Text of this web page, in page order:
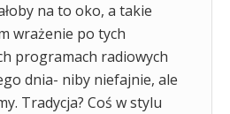
na to oko, a takie
wrażenie po tych
programach radiowych
dnia- niby niefajnie, ale
Tradycja? Coś w stylu